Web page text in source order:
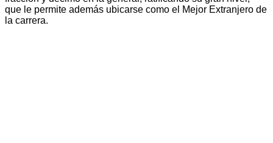
que le permite además ubicarse como el Mejor Extranjero de
la carrera.